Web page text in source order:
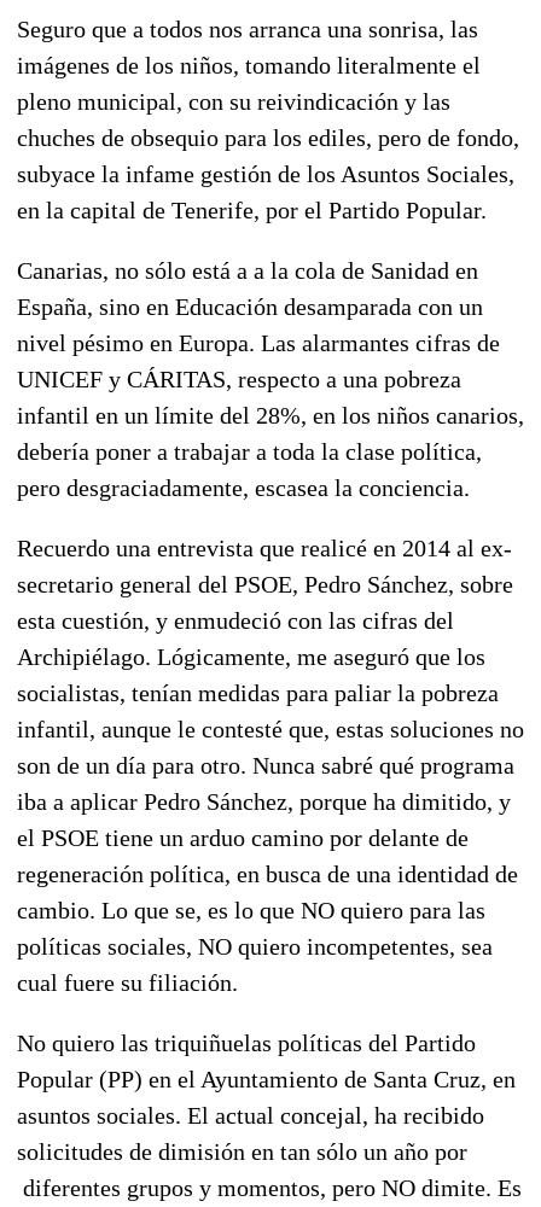
Seguro que a todos nos arranca una sonrisa, las
imágenes de los niños, tomando literalmente el
pleno municipal, con su reivindicación y las
chuches de obsequio para los ediles, pero de fondo,
subyace la infame gestión de los Asuntos Sociales,
en la capital de Tenerife, por el Partido Popular.
Canarias, no sólo está a a la cola de Sanidad en
España, sino en Educación desamparada con un
nivel pésimo en Europa. Las alarmantes cifras de
UNICEF y CÁRITAS, respecto a una pobreza
infantil en un límite del 28%, en los niños canarios,
debería poner a trabajar a toda la clase política,
pero desgraciadamente, escasea la conciencia.
Recuerdo una entrevista que realicé en 2014 al ex-
secretario general del PSOE, Pedro Sánchez, sobre
esta cuestión, y enmudeció con las cifras del
Archipiélago. Lógicamente, me aseguró que los
socialistas, tenían medidas para paliar la pobreza
infantil, aunque le contesté que, estas soluciones no
son de un día para otro. Nunca sabré qué programa
iba a aplicar Pedro Sánchez, porque ha dimitido, y
el PSOE tiene un arduo camino por delante de
regeneración política, en busca de una identidad de
cambio. Lo que se, es lo que NO quiero para las
políticas sociales, NO quiero incompetentes, sea
cual fuere su filiación.
No quiero las triquiñuelas políticas del Partido
Popular (PP) en el Ayuntamiento de Santa Cruz, en
asuntos sociales. El actual concejal, ha recibido
solicitudes de dimisión en tan sólo un año por
diferentes grupos y momentos, pero NO dimite. Es